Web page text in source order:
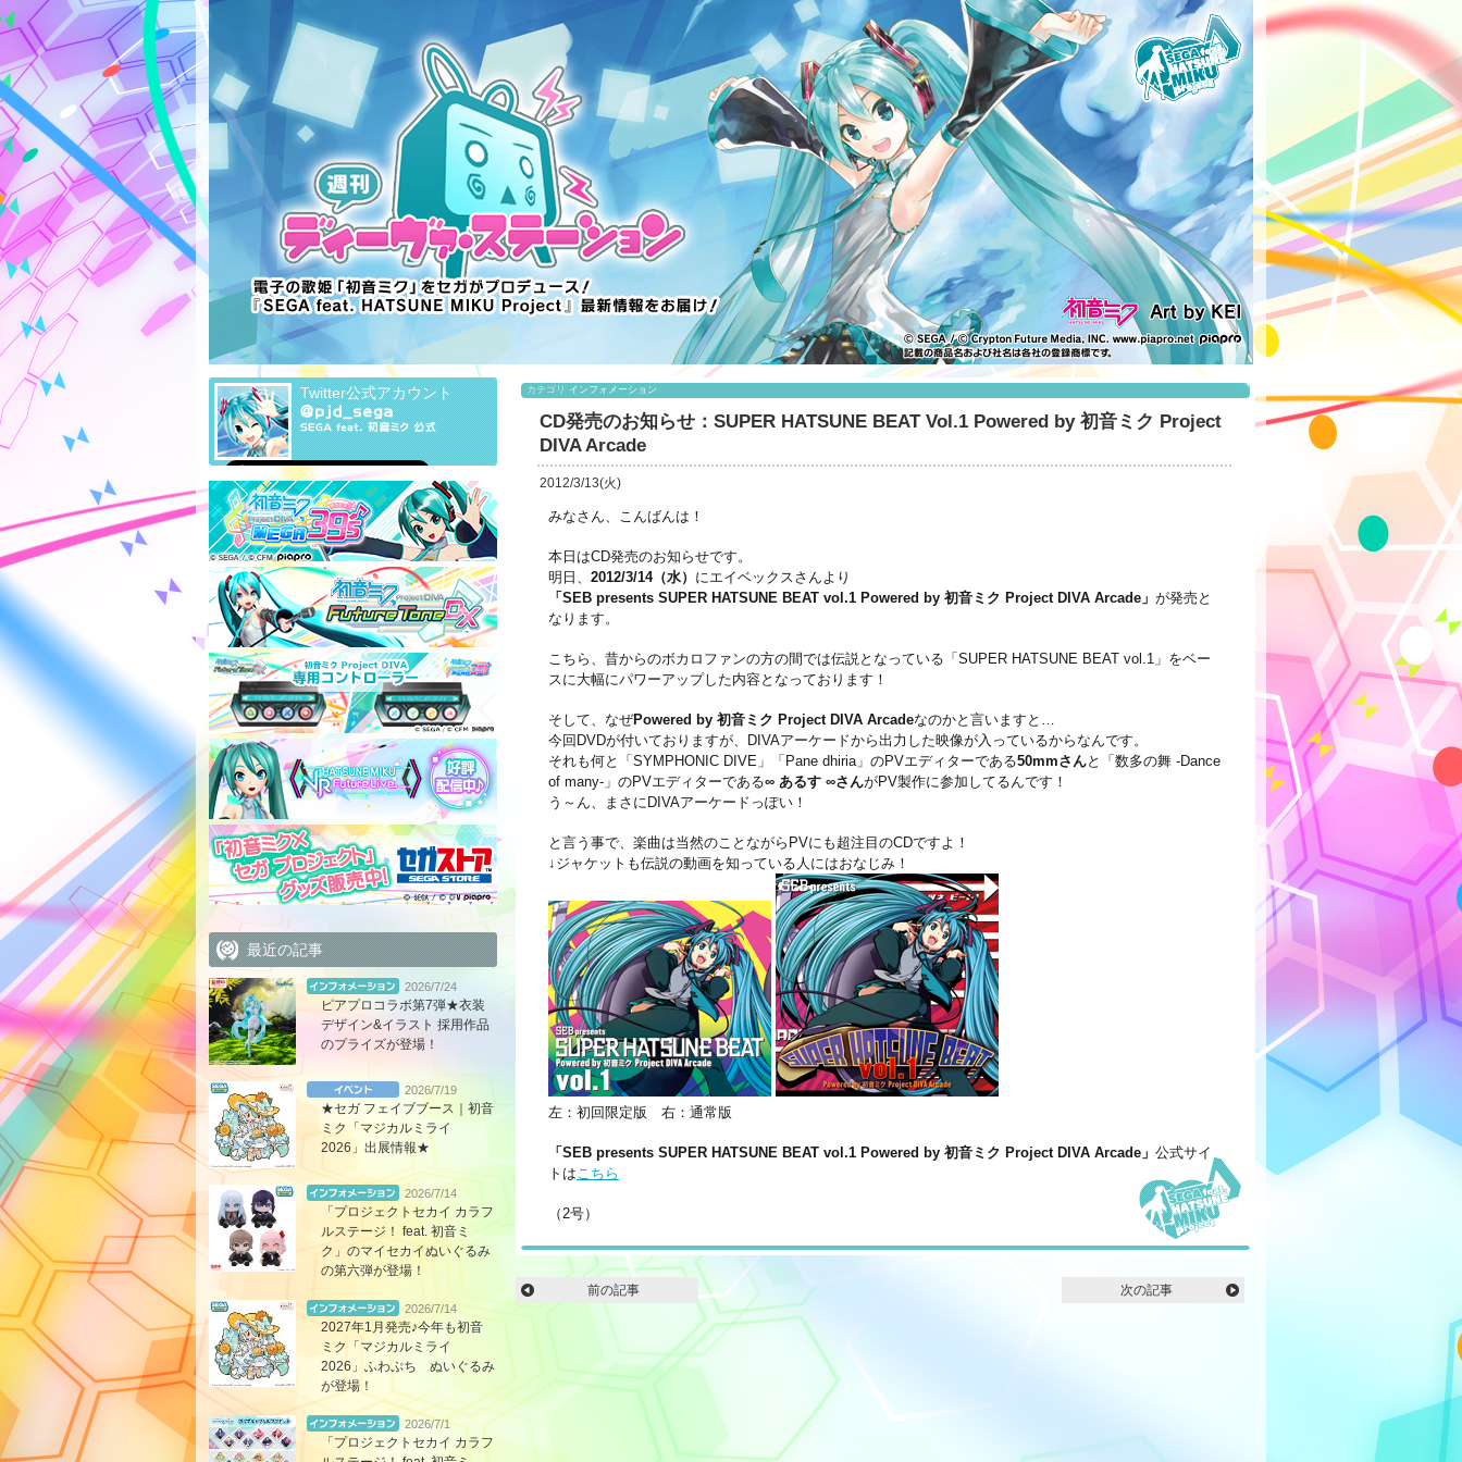
カテゴリ インフォメーション
CD発売のお知らせ：SUPER HATSUNE BEAT Vol.1 Powered by 初音ミク Project
DIVA Arcade
2012/3/13(火)
みなさん、こんばんは！
本日はCD発売のお知らせです。
明日、 2012/3/14（水） にエイベックスさんより
「SEB presents SUPER HATSUNE BEAT vol.1 Powered by 初音ミク Project DIVA Arcade」 が発売と
なります。
こちら、昔からのボカロファンの方の間では伝説となっている「SUPER HATSUNE BEAT vol.1」をベー
スに大幅にパワーアップした内容となっております！
そして、なぜPowered by 初音ミク Project DIVA Arcadeなのかと言いますと…
今回DVDが付いておりますが、DIVAアーケードから出力した映像が入っているからなんです。
それも何と「SYMPHONIC DIVE」「Pane dhiria」のPVエディターである50mmさんと「数多の舞 -Dance
of many-」のPVエディターである∞ あるす ∞さんがPV製作に参加してるんです！
う～ん、まさにDIVAアーケードっぽい！
と言う事で、楽曲は当然のことながらPVにも超注目のCDですよ！
↓ジャケットも伝説の動画を知っている人にはおなじみ！
左：初回限定版 右：通常版
「SEB presents SUPER HATSUNE BEAT vol.1 Powered by 初音ミク Project DIVA Arcade」 公式サイ
トはこちら
（2号）
前の記事 次の記事
Twitter公式アカウント
最近の記事
2026/7/24
ピアプロコラボ第7弾★衣装
デザイン&イラスト 採用作品
のプライズが登場！
2026/7/19
★セガ フェイブブース｜初音
ミク「マジカルミライ
2026」出展情報★
2026/7/14
「プロジェクトセカイ カラフ
ルステージ！ feat. 初音ミ
ク」のマイセカイぬいぐるみ
の第六弾が登場！
2026/7/14
2027年1月発売♪今年も初音
ミク「マジカルミライ
2026」ふわぷち ぬいぐるみ
が登場！
2026/7/1
「プロジェクトセカイ カラフ